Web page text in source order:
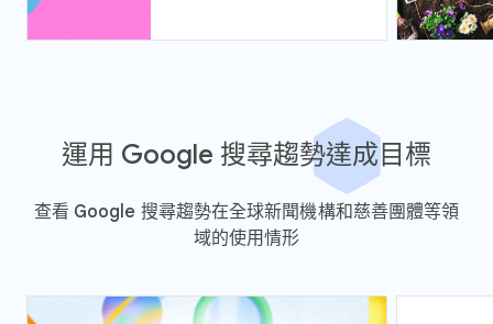
運用 Google 搜尋趨勢達成目標
查看 Google 搜尋趨勢在全球新聞機構和慈善團體等領
域的使用情形